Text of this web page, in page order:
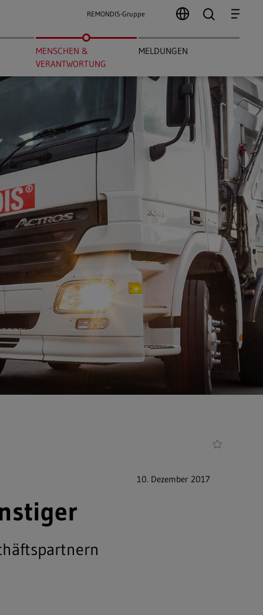
MENSCHEN &
VERANTWORTUNG
MELDUNGEN
REMONDIS-Gruppe search
Menu
10. Dezember 2017